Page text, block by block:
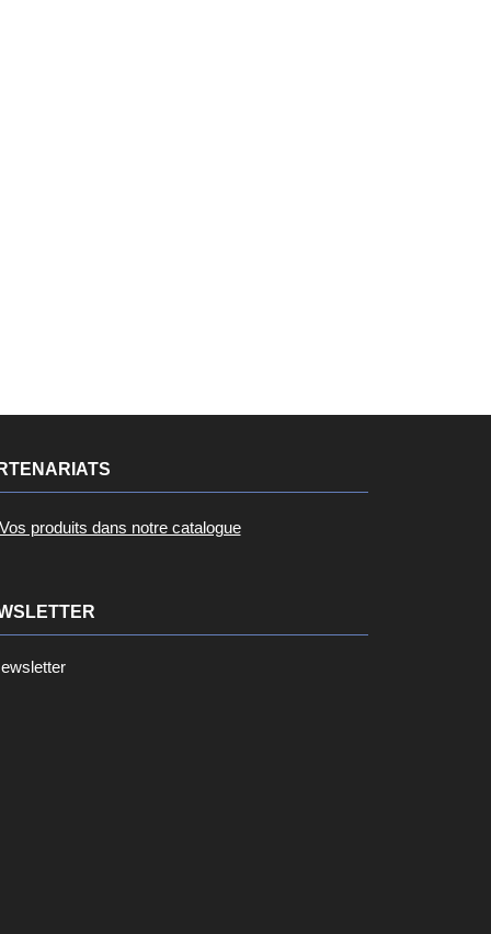
produits dans notre catalogue